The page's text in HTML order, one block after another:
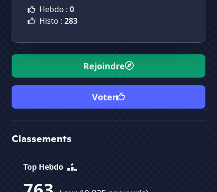
Hebdo : 0
Histo : 283
Rejoindre
Voter
Classements
Top Hebdo